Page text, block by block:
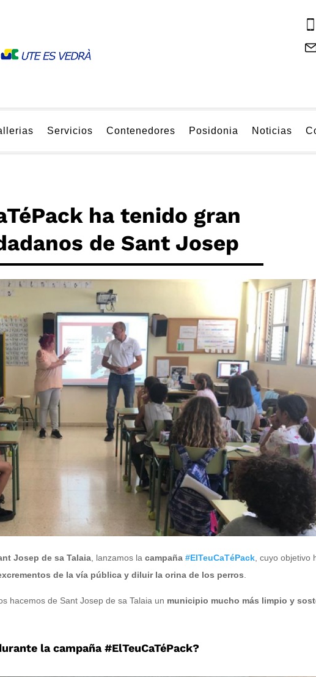
Servicios Contenedores Posidonia Noticias
ha tenido gran
de Sant Josep
Josep de sa Talaia, lanzamos lacampaña#ElTeuCaTéPack, cuyo objetivo
de la vía pública y diluir la orina de los perros.
hacemos de Sant Josep de sa Talaia un municipio mucho más limpio y
la campaña #ElTeuCaTéPack?